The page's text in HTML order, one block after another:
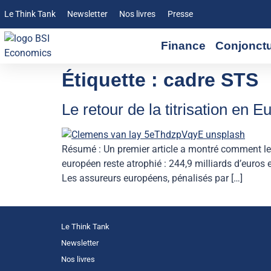
Le Think Tank Newsletter Nos livres Presse
Finance
Étiquette : cadre STS
Le retour de la titrisation en
Résumé : Un premier article a montré comment
européen reste atrophié : 244,9 milliards
Les assureurs européens, pénalisés par […]
Le Think Tank
Newsletter
Nos livres